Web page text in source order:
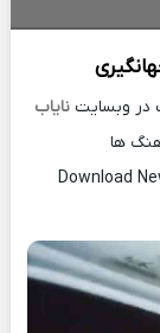
در وبسایت نایاب
ها
Download